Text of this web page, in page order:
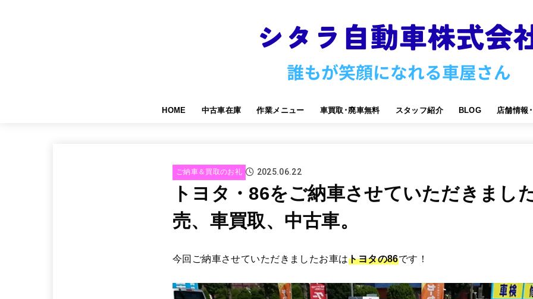
HOME 中古車在庫 作業メニュー 車買取･廃車無料 スタッフ紹介 BLOG 店舗情報
ご納車＆買取のお礼 2025.06.22
トヨタ・86をご納車させていただきまし
売、車買取、中古車。
今回ご納車させていただきましたお車はトヨタの86です！